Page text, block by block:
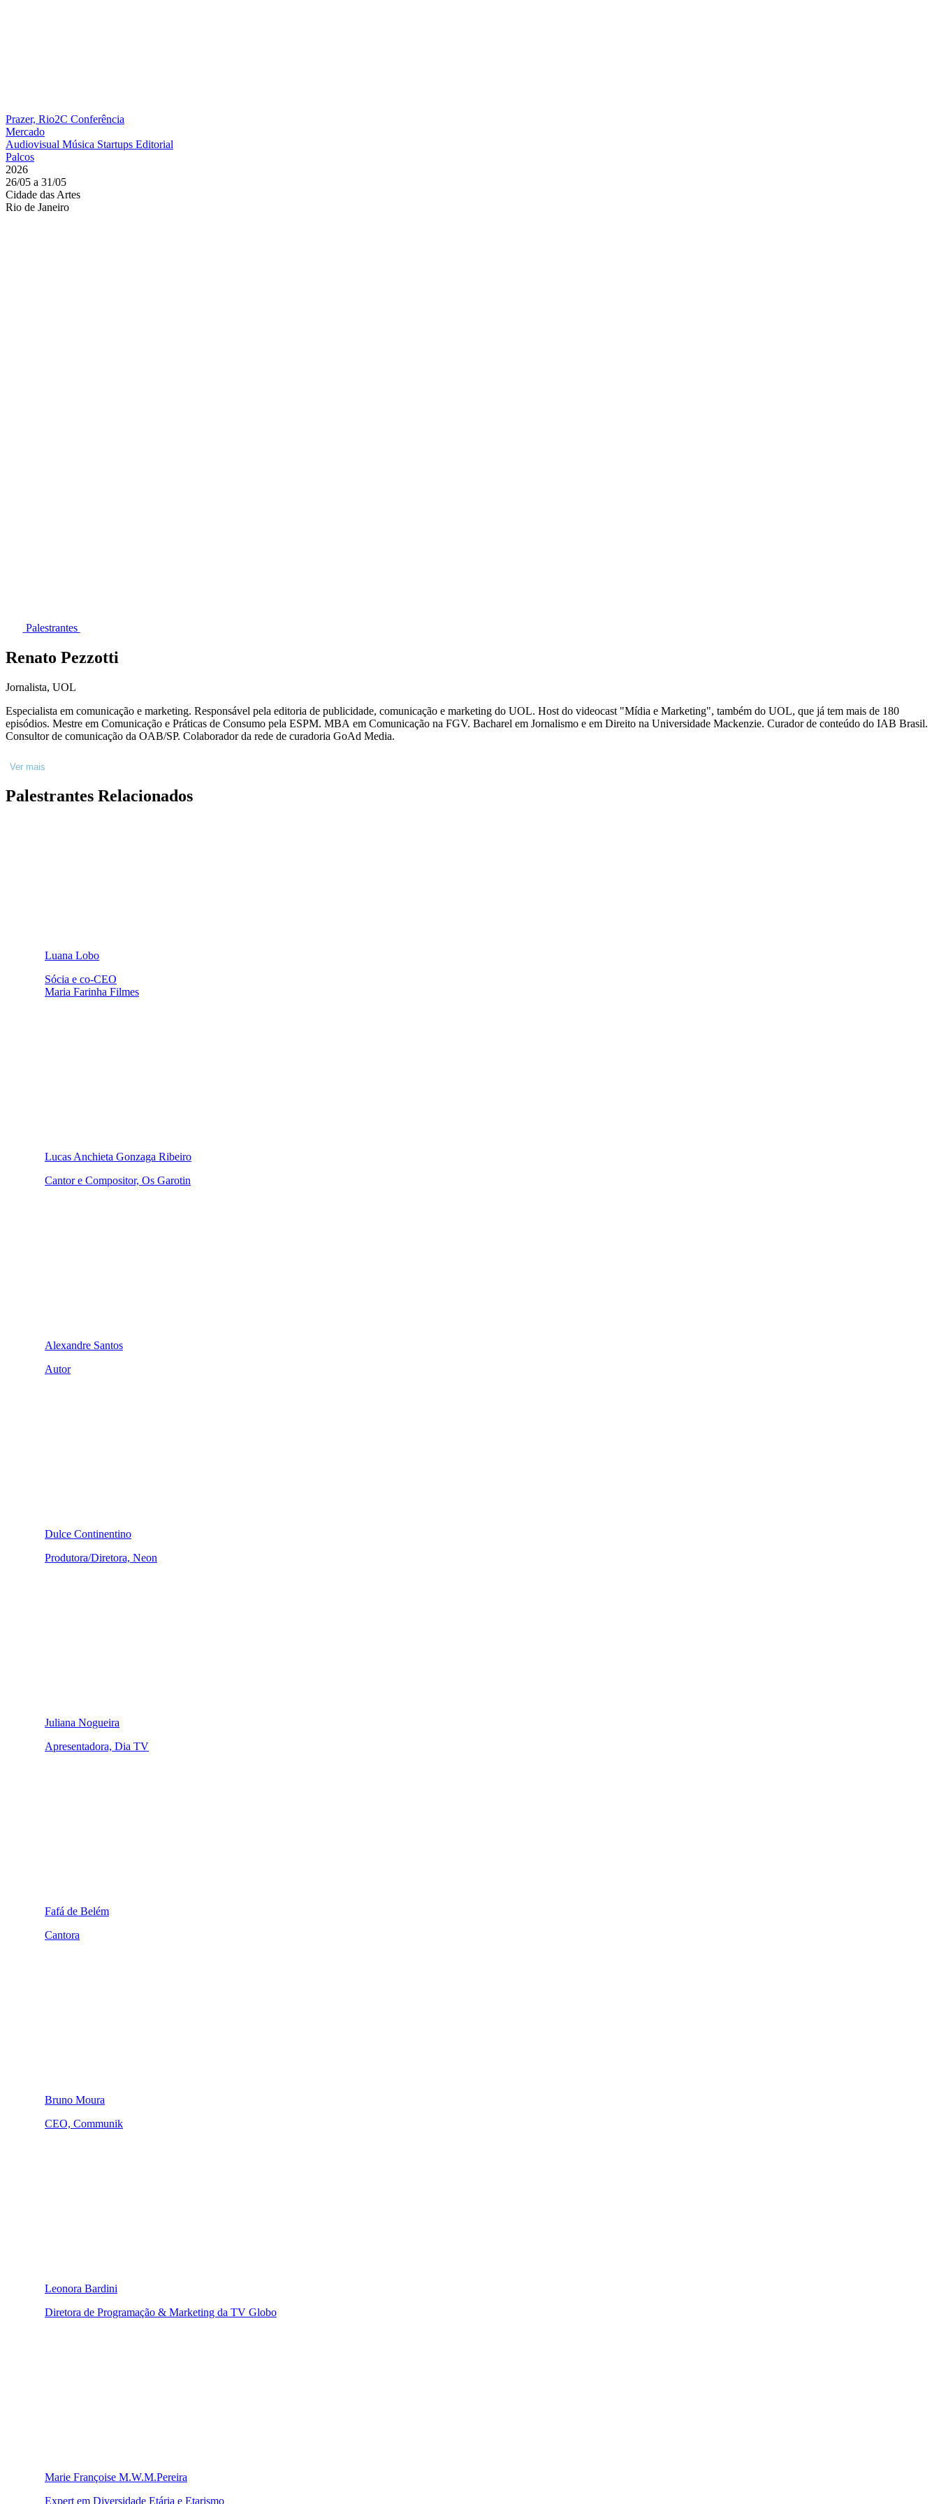
Prazer, Rio2C Conferência
Mercado
Audiovisual Música Startups Editorial
Palcos
2026
26/05 a 31/05
Cidade das Artes
Rio de Janeiro
Palestrantes
Renato Pezzotti
Jornalista, UOL
Especialista em comunicação e marketing. Responsável pela editoria de publicidade, comunicação e marketing do UOL. Host do videocast "Mídia e Marketing", também do UOL, que já tem mais de 180
episódios. Mestre em Comunicação e Práticas de Consumo pela ESPM. MBA em Comunicação na FGV. Bacharel em Jornalismo e em Direito na Universidade Mackenzie. Curador de conteúdo do IAB Brasil.
Consultor de comunicação da OAB/SP. Colaborador da rede de curadoria GoAd Media.
Ver mais
Palestrantes Relacionados
Luana Lobo
Sócia e co-CEO
Maria Farinha Filmes
Lucas Anchieta Gonzaga Ribeiro
Cantor e Compositor, Os Garotin
Alexandre Santos
Autor
Dulce Continentino
Produtora/Diretora, Neon
Juliana Nogueira
Apresentadora, Dia TV
Fafá de Belém
Cantora
Bruno Moura
CEO, Communik
Leonora Bardini
Diretora de Programação & Marketing da TV Globo
Marie Françoise M.W.M.Pereira
Expert em Diversidade Etária e Etarismo